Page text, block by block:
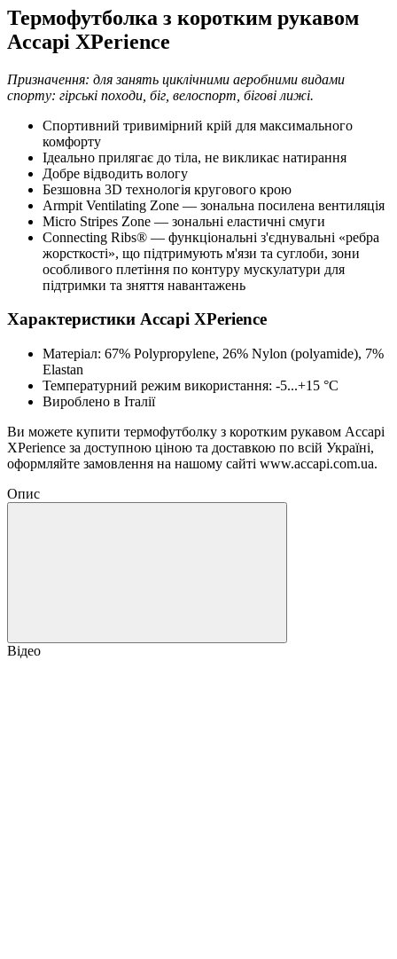
Термофутболка з коротким рукавом
Accapi XPerience
Призначення: для занять циклічними аеробними видами
спорту: гірські походи, біг, велоспорт, бігові лижі.
Спортивний тривимірний крій для максимального
комфорту
Ідеально прилягає до тіла, не викликає натирання
Добре відводить вологу
Безшовна 3D технологія кругового крою
Armpit Ventilating Zone — зональна посилена вентиляція
Micro Stripes Zone — зональні еластичні смуги
Connecting Ribs® — функціональні з'єднувальні «ребра
жорсткості», що підтримують м'язи та суглоби, зони
особливого плетіння по контуру мускулатури для
підтримки та зняття навантажень
Характеристики Accapi XPerience
Матеріал: 67% Polypropylene, 26% Nylon (polyamide), 7%
Elastan
Температурний режим використання: -5...+15 °C
Вироблено в Італії
Ви можете купити термофутболку з коротким рукавом Accapi
XPerience за доступною ціною та доставкою по всій Україні,
оформляйте замовлення на нашому сайті www.accapi.com.ua.
Опис
Відео